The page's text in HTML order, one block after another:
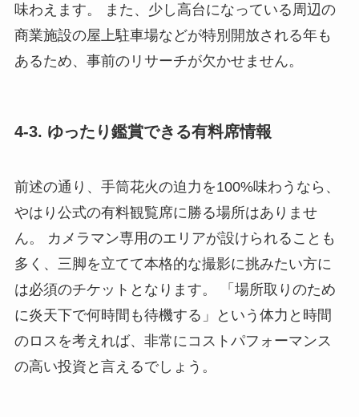
味わえます。 また、少し高台になっている周辺の
商業施設の屋上駐車場などが特別開放される年も
あるため、事前のリサーチが欠かせません。
4-3. ゆったり鑑賞できる有料席情報
前述の通り、手筒花火の迫力を100%味わうなら、
やはり公式の有料観覧席に勝る場所はありませ
ん。 カメラマン専用のエリアが設けられることも
多く、三脚を立てて本格的な撮影に挑みたい方に
は必須のチケットとなります。 「場所取りのため
に炎天下で何時間も待機する」という体力と時間
のロスを考えれば、非常にコストパフォーマンス
の高い投資と言えるでしょう。